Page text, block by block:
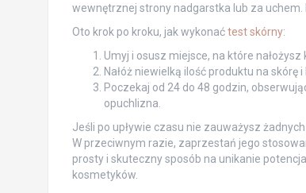
wewnętrznej strony nadgarstka lub za
Oto krok po kroku, jak wykonaćtest skórny:
Umyj i osusz miejsce, na które nałożysz
Nałóż niewielką ilość produktu na skórę
Poczekaj od 24 do 48 godzin,
opuchlizna.
Jeśli po upływie czasu nie zauważysz
W przeciwnym razie, zaprzestań jego
prosty i skuteczny sposób na unikanie
kosmetyków.